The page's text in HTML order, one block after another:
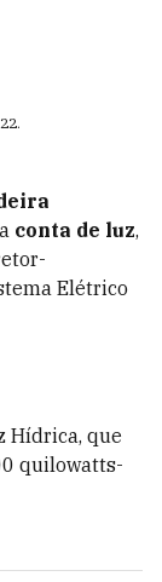
.
conta de luz,
Elétrico
Hídrica, que
quilowatts-